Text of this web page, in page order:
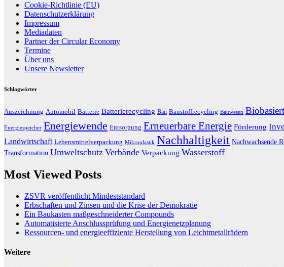
Cookie-Richtlinie (EU)
Datenschutzerklärung
Impressum
Mediadaten
Partner der Circular Economy
Termine
Über uns
Unsere Newsletter
Schlagwörter
Auszeichnung Automobil Batterie Batterierecycling Bau Baustoffrecycling Bauwesen Biobasiert
Energiespeicher Energiewende Entsorgung Erneuerbare Energie Förderung
Landwirtschaft Lebensmittelverpackung Mikroplastik Nachhaltigkeit Nachwachsende
Transformation Umweltschutz Verbände Verpackung Wasserstoff
Most Viewed Posts
ZSVR veröffentlicht Mindeststandard
Erbschaften und Zinsen und die Krise der Demokratie
Ein Baukasten maßgeschneiderter Compounds
Automatisierte Anschlussprüfung und Energienetzplanung
Ressourcen- und energieeffiziente Herstellung von Leichtmetallrädern
Weitere